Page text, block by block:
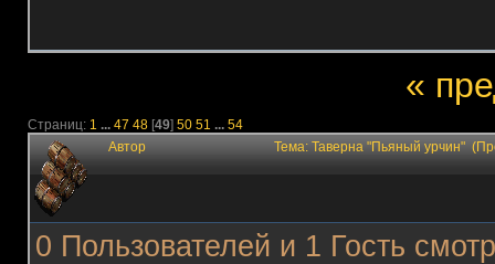
«
Страниц: 1 ... 47 48[49] 50 51 ... 54
Автор Тема: Таверна "Пьяный урчин"
0 Пользователей и 1 Гость